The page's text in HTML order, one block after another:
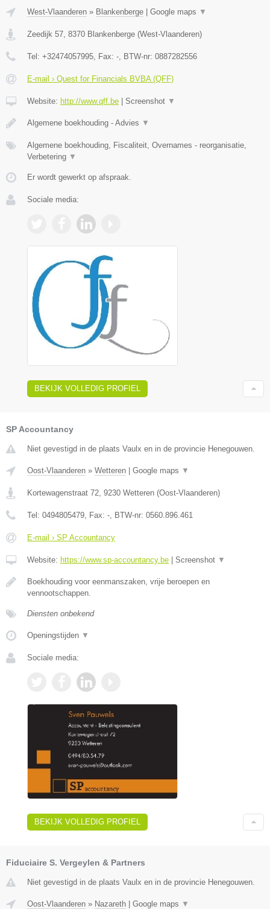
West-Vlaanderen » Blankenberge Google maps ▼
Zeedijk 57, 8370 Blankenberge (West-Vlaanderen)
Tel: +32474057995, Fax: -, BTW-nr: 0887282556
E-mail › Quest for Financials BVBA (QFF)
Website: http://www.qff.be Screenshot ▼
Algemene boekhouding - Advies ▼
Algemene boekhouding, Fiscaliteit, Overnames - reorganisatie,
Verbetering ▼
Er wordt gewerkt op afspraak.
Sociale media:
BEKIJK VOLLEDIG PROFIEL
SP Accountancy
Niet gevestigd in de plaats Vaulx en in de provincie Henegouwen.
Oost-Vlaanderen » Wetteren Google maps ▼
Kortewagenstraat 72 9230 Wetteren (Oost-Vlaanderen)
Tel: 0494805479 , Fax: - , BTW-nr: 0560.896.461
E-mail › SP Accountancy
Website: https://www.sp-accountancy.be Screenshot ▼
Boekhouding voor eenmanszaken, vrije beroepen en
vennootschappen.
Diensten onbekend
Openingstijden ▼
Sociale media:
BEKIJK VOLLEDIG PROFIEL
Fiduciaire S. Vergeylen & Partners
Niet gevestigd in de plaats Vaulx en in de provincie Henegouwen.
Oost-Vlaanderen » Nazareth | Google maps ▼